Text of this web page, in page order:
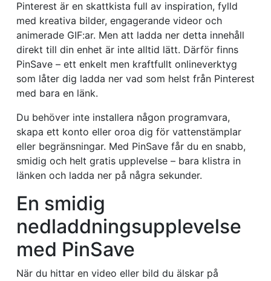
Pinterest är en skattkista full av inspiration, fylld
med kreativa bilder, engagerande videor och
animerade GIF:ar. Men att ladda ner detta innehåll
direkt till din enhet är inte alltid lätt. Därför finns
PinSave – ett enkelt men kraftfullt onlineverktyg
som låter dig ladda ner vad som helst från Pinterest
med bara en länk.
Du behöver inte installera någon programvara,
skapa ett konto eller oroa dig för vattenstämplar
eller begränsningar. Med PinSave får du en snabb,
smidig och helt gratis upplevelse – bara klistra in
länken och ladda ner på några sekunder.
En smidig
nedladdningsupplevelse
med PinSave
När du hittar en video eller bild du älskar på